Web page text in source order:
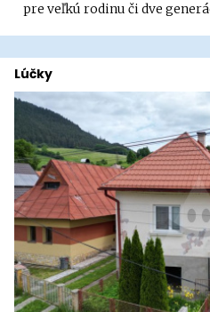
pre veľkú rodinu či dve
Lúčky